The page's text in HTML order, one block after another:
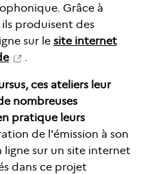
Grâce à
produisent des
sur le site internet
.
ces ateliers leur
nombreuses
pratique leurs
de l'émission à son
ligne sur un site internet
dans ce projet